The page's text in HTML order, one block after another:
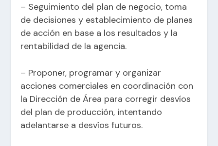
– Seguimiento del plan de negocio, toma
de decisiones y establecimiento de planes
de acción en base a los resultados y la
rentabilidad de la agencia.
– Proponer, programar y organizar
acciones comerciales en coordinación con
la Dirección de Área para corregir desvíos
del plan de producción, intentando
adelantarse a desvíos futuros.